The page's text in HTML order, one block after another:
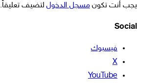
يجب أنت تكون مسجل الدخول لتضيف تعليقاً.
Social
فيسبوك
‫X
‫YouTube